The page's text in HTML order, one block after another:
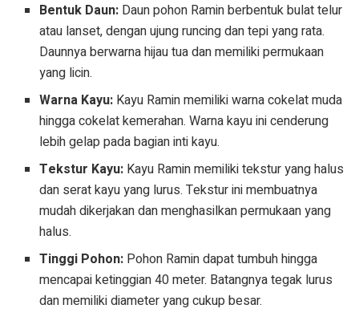
Bentuk Daun: Daun pohon Ramin berbentuk bulat telur
atau lanset, dengan ujung runcing dan tepi yang rata.
Daunnya berwarna hijau tua dan memiliki permukaan
yang licin.
Warna Kayu: Kayu Ramin memiliki warna cokelat muda
hingga cokelat kemerahan. Warna kayu ini cenderung
lebih gelap pada bagian inti kayu.
Tekstur Kayu: Kayu Ramin memiliki tekstur yang halus
dan serat kayu yang lurus. Tekstur ini membuatnya
mudah dikerjakan dan menghasilkan permukaan yang
halus.
Tinggi Pohon: Pohon Ramin dapat tumbuh hingga
mencapai ketinggian 40 meter. Batangnya tegak lurus
dan memiliki diameter yang cukup besar.